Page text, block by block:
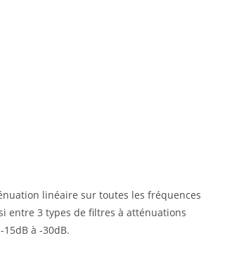
linéaire sur toutes les fréquences
entre 3 types de filtres à atténuations
à -30dB.